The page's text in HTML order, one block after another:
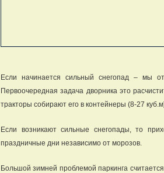
Если начинается сильный снегопад – мы
Первоочередная задача дворника это
тракторы собирают его в контейнеры (8-27
Если возникают сильные снегопады, то
праздничные дни независимо от морозов.
Большой зимней проблемой паркинга